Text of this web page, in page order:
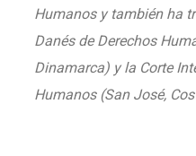
Humanos y también ha
Danés de Derechos
Dinamarca) y la Corte
Humanos (San José,